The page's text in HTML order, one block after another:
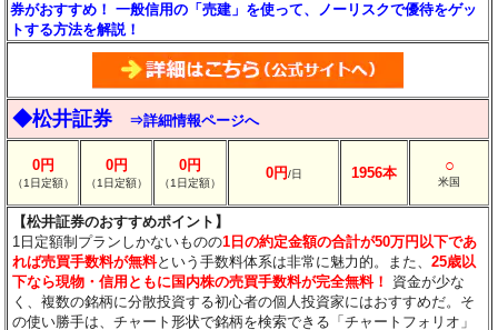
券がおすすめ！ 一般信用の「売建」を使って、ノーリスクで優待をゲッ
トする方法を解説！
◆松井証券 ⇒詳細情報ページへ
0円
（1日定額）
0円
（1日定額）
0円
（1日定額）
0円/日 1956本 ○
米国
【松井証券のおすすめポイント】
1日定額制プランしかないものの1日の約定金額の合計が50万円以下であ
れば売買手数料が無料という手数料体系は非常に魅力的。また、25歳以
下なら現物・信用ともに国内株の売買手数料が完全無料！
資金が少な
く、複数の銘柄に分散投資する初心者の個人投資家にはおすすめだ。そ
の使い勝手は、チャート形状で銘柄を検索できる「チャートフォリオ」